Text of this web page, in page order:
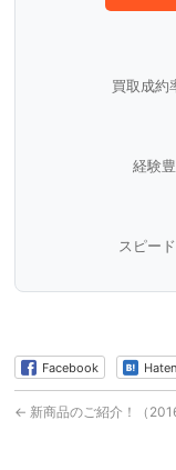
買取成約
経験
スピー
Facebook
← 新商品のご紹介！（